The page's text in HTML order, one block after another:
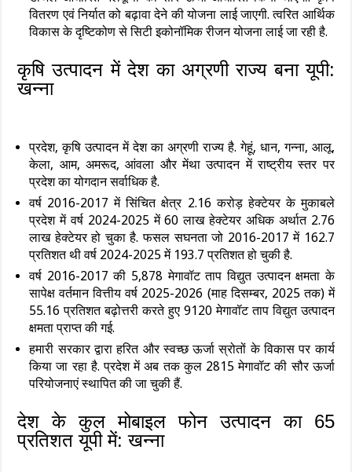
वितरण एवं निर्यात को बढ़ावा देने की योजना लाई जाएगी. त्वरित आर्थिक
विकास के दृष्टिकोण से सिटी इकोनॉमिक रीजन योजना लाई जा रही है.
कृषि उत्‍पादन में देश का अग्रणी राज्‍य बना यूपी:
खन्‍ना
प्रदेश, कृषि उत्पादन में देश का अग्रणी राज्य है. गेहूं, धान, गन्ना, आलू,
केला, आम, अमरूद, आंवला और मेंथा उत्पादन में राष्ट्रीय स्तर पर
प्रदेश का योगदान सर्वाधिक है.
वर्ष 2016-2017 में सिंचित क्षेत्र 2.16 करोड़ हेक्टेयर के मुकाबले
प्रदेश में वर्ष 2024-2025 में 60 लाख हेक्टेयर अधिक अर्थात 2.76
लाख हेक्टेयर हो चुका है. फसल सघनता जो 2016-2017 में 162.7
प्रतिशत थी वर्ष 2024-2025 में 193.7 प्रतिशत हो चुकी है.
वर्ष 2016-2017 की 5,878 मेगावॉट ताप विद्युत उत्पादन क्षमता के
सापेक्ष वर्तमान वित्तीय वर्ष 2025-2026 (माह दिसम्बर, 2025 तक) में
55.16 प्रतिशत बढ़ोत्तरी करते हुए 9120 मेगावॉट ताप विद्युत उत्पादन
क्षमता प्राप्त की गई.
हमारी सरकार द्वारा हरित और स्वच्छ ऊर्जा स्रोतों के विकास पर कार्य
किया जा रहा है. प्रदेश में अब तक कुल 2815 मेगावॉट की सौर ऊर्जा
परियोजनाएं स्थापित की जा चुकी हैं.
देश के कुल मोबाइल फोन उत्पादन का 65
प्रतिशत यूपी में: खन्‍ना